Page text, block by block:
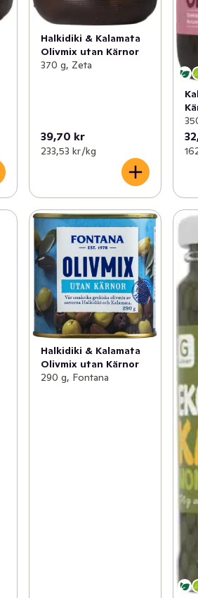
Halkidiki & Kalamata
Olivmix utan Kärnor
370 g, Zeta
39,70 kr
233,53 kr /kg
Halkidiki & Kalamata
Olivmix utan Kärnor
290 g, Fontana